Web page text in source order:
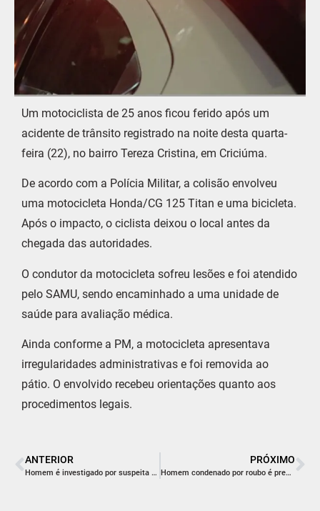
Um motociclista de 25 anos ficou ferido após um
acidente de trânsito registrado na noite desta quarta-
feira (22), no bairro Tereza Cristina, em Criciúma.
De acordo com a Polícia Militar, a colisão envolveu
uma motocicleta Honda/CG 125 Titan e uma bicicleta.
Após o impacto, o ciclista deixou o local antes da
chegada das autoridades.
O condutor da motocicleta sofreu lesões e foi atendido
pelo SAMU, sendo encaminhado a uma unidade de
saúde para avaliação médica.
Ainda conforme a PM, a motocicleta apresentava
irregularidades administrativas e foi removida ao
pátio. O envolvido recebeu orientações quanto aos
procedimentos legais.
ANTERIOR
Homem é investigado por suspeita de importunação sexual em supermercado de Criciúma
PRÓXIMO
Homem condenado por roubo é preso em Balneário Rincão